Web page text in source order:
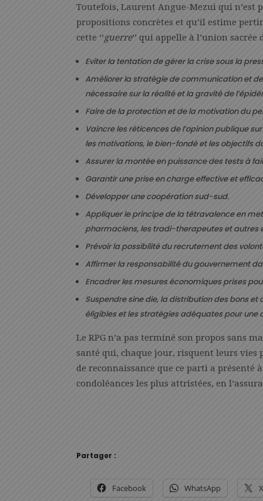
Toutefois, Laurent Angue-Mezui qui n’est
propositions concrètes et qu’il estime
cette ‘’guerre’’ qui appelle à l’union
Eviter la tentation de gérer la crise sous la
Améliorer la stratégie de communication et
nécessaire sur la réalité et la gravité de
Faire de la protection et de la motivation du
Vaincre les réticences de l’opinion publique
les motivations, le bien-fondé et les objectifs
Assurer la montée en puissance des tests à
Garantir une prise en charge effective et
Développer une coopération sud-sud.
Appliquer le principe de la tétravalence en
pharmaciens, les tradi-therapeutes et autres
Prévoir la possibilité du recrutement des
Affirmer la responsabilité du gouvernement
Encadrer les mesures économiques prises
Suspendre sine die, la distribution des bons
éligibles et les stratégies adéquates pour
Le RPG n’a pas terminé son propos sans
santé qui, chaque jour, risquent leurs vies
de reconnaissance que ce parti a présenté
condoléances les plus attristées, en
Partager :
Facebook WhatsApp X